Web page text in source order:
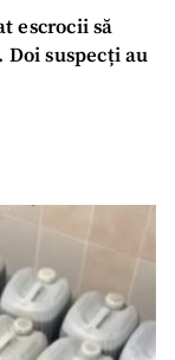
escrocii să
suspecți au